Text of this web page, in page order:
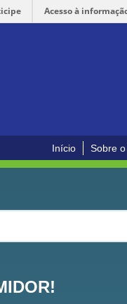
Acesso à
Início Sobre